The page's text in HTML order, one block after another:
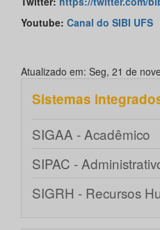
Youtube: Canal do SIBI UFS
Atualizado em: Seg, 21 de
Sistemas
SIGAA - Acadêmico
SIPAC -
SIGRH - Recursos